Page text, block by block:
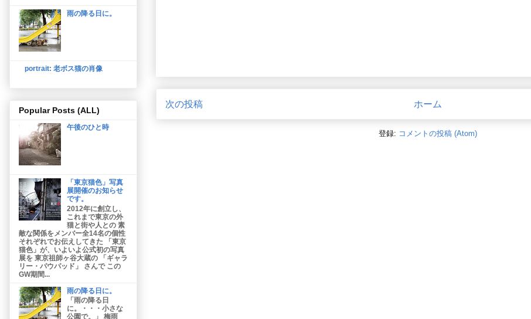
次の投稿 ホーム
登録: コメントの投稿 (Atom)
雨の降る日に。
portrait: 老ボス猫の肖像
Popular Posts (ALL)
午後のひと時
「東京猫色」写真
展開催のお知らせ
です。
2012年に創立し、
これまで東京の外
猫と街や人との 素
敵な関係をメンバー全14名の個性
それぞれでお伝えしてきた 「東京
猫色」が、いよいよ公式初の写真
展を 東京祖師ヶ谷大蔵の 「ギャラ
リー・パウパッド」 さんで この
GW期間...
雨の降る日に。
「雨の降る日
に。・・・小さな
公園で。」 梅雨